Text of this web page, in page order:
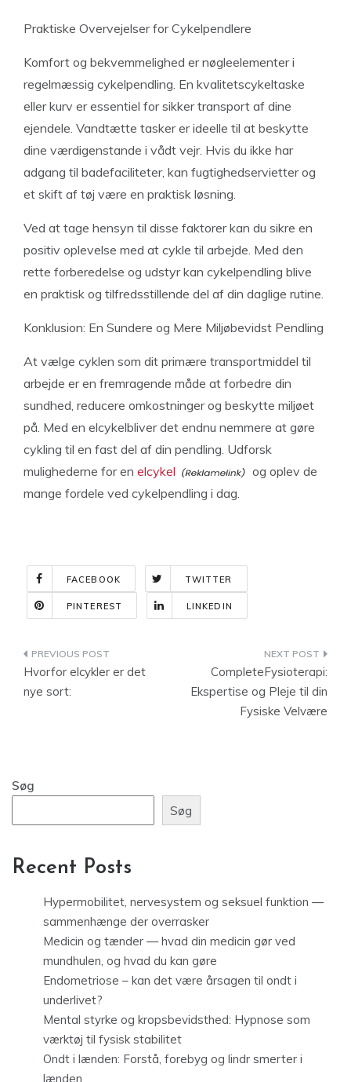
Praktiske Overvejelser for Cykelpendlere
Komfort og bekvemmelighed er nøgleelementer i
regelmæssig cykelpendling. En kvalitetscykeltaske
eller kurv er essentiel for sikker transport af dine
ejendele. Vandtætte tasker er ideelle til at beskytte
dine værdigenstande i vådt vejr. Hvis du ikke har
adgang til badefaciliteter, kan fugtighedservietter og
et skift af tøj være en praktisk løsning.
Ved at tage hensyn til disse faktorer kan du sikre en
positiv oplevelse med at cykle til arbejde. Med den
rette forberedelse og udstyr kan cykelpendling blive
en praktisk og tilfredsstillende del af din daglige rutine.
Konklusion: En Sundere og Mere Miljøbevidst Pendling
At vælge cyklen som dit primære transportmiddel til
arbejde er en fremragende måde at forbedre din
sundhed, reducere omkostninger og beskytte miljøet
på. Med en elcykelbliver det endnu nemmere at gøre
cykling til en fast del af din pendling. Udforsk
mulighederne for en elcykel
og oplev de
mange fordele ved cykelpendling i dag.
FACEBOOK TWITTER
PINTEREST LINKEDIN
Indlægsnavigation
Hvorfor elcykler er det
nye sort:
CompleteFysioterapi:
Ekspertise og Pleje til din
Fysiske Velvære
Søg
Søg
Recent Posts
Hypermobilitet, nervesystem og seksuel funktion —
sammenhænge der overrasker
Medicin og tænder — hvad din medicin gør ved
mundhulen, og hvad du kan gøre
Endometriose – kan det være årsagen til ondt i
underlivet?
Mental styrke og kropsbevidsthed: Hypnose som
værktøj til fysisk stabilitet
Ondt i lænden: Forstå, forebyg og lindr smerter i
lænden